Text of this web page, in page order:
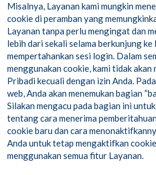
Misalnya, Layanan kami mungkin
cookie di peramban yang
Layanan tanpa perlu mengingat dan
lebih dari sekali selama berkunjung
mempertahankan sesi login. Dalam
menggunakan cookie, kami tidak akan
Pribadi kecuali dengan izin Anda.
web, Anda akan menemukan bagian
Silakan mengacu pada bagian ini
tentang cara menerima
cookie baru dan cara
Anda untuk tetap mengaktifkan
menggunakan semua fitur Layanan.